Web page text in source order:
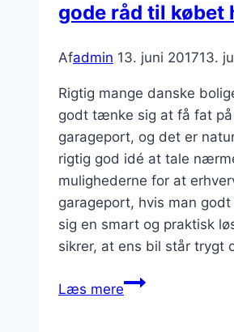
gode råd til købet
Afadmin 13. juni 201713.
Rigtig mange danske
godt tænke sig at få fat på
garageport, og det er
rigtig god idé at tale
mulighederne for at
garageport, hvis man
sig en smart og praktisk
sikrer, at ens bil står trygt
Læs mereGarageport